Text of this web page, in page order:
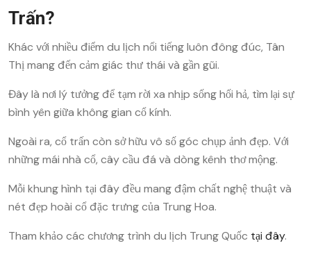
Trấn?
Khác với nhiều điểm du lịch nổi tiếng luôn đông đúc, Tân
Thị mang đến cảm giác thư thái và gần gũi.
Đây là nơi lý tưởng để tạm rời xa nhịp sống hối hả, tìm lại sự
bình yên giữa không gian cổ kính.
Ngoài ra, cổ trấn còn sở hữu vô số góc chụp ảnh đẹp. Với
những mái nhà cổ, cây cầu đá và dòng kênh thơ mộng.
Mỗi khung hình tại đây đều mang đậm chất nghệ thuật và
nét đẹp hoài cổ đặc trưng của Trung Hoa.
Tham khảo các chương trình du lịch Trung Quốc tại đây.